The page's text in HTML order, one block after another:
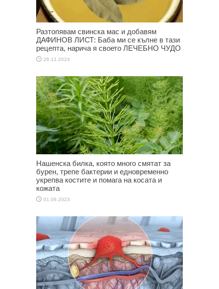
Разтопявам свинска мас и добавям
ДАФИНОВ ЛИСТ: Баба ми се кълне в тази
рецепта, нарича я своето ЛЕЧЕБНО ЧУДО
26.11.2024
Нашенска билка, която много смятат за
бурен, трепе бактерии и едновременно
укрепва костите и помага на косата и
кожата
01.06.2023